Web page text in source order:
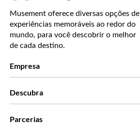
Musement oferece diversas opções de
experiências memoráveis ao redor do
mundo, para você descobrir o melhor
de cada destino.
Empresa
Descubra
Parcerias